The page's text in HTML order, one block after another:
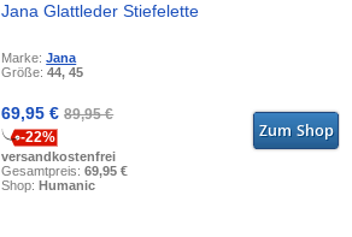
Jana Glattleder Stiefelette
Marke:Jana
Größe:44, 45
69,95 €89,95 €
-22%
versandkostenfrei
Gesamtpreis:69,95 €
Shop: Humanic